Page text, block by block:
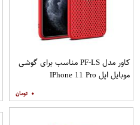
کاور مدل PF-LS مناسب برای گوشی
موبایل اپل IPhone 11 Pro
۰